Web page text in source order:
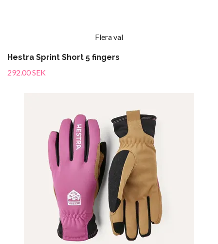
Flera val
Hestra Sprint Short 5 fingers
292.00 SEK